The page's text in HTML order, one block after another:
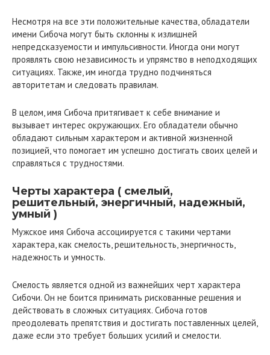
Несмотря на все эти положительные качества, обладатели
имени Сибоча могут быть склонны к излишней
непредсказуемости и импульсивности. Иногда они могут
проявлять свою независимость и упрямство в неподходящих
ситуациях. Также, им иногда трудно подчиняться
авторитетам и следовать правилам.
В целом, имя Сибоча притягивает к себе внимание и
вызывает интерес окружающих. Его обладатели обычно
обладают сильным характером и активной жизненной
позицией, что помогает им успешно достигать своих целей и
справляться с трудностями.
Черты характера ( смелый,
решительный, энергичный, надежный,
умный )
Мужское имя Сибоча ассоциируется с такими чертами
характера, как смелость, решительность, энергичность,
надежность и умность.
Смелость является одной из важнейших черт характера
Сибочи. Он не боится принимать рискованные решения и
действовать в сложных ситуациях. Сибоча готов
преодолевать препятствия и достигать поставленных целей,
даже если это требует больших усилий и смелости.